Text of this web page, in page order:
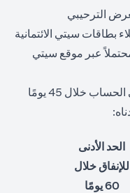
الترحيبي
سيتي الائتمانية
عبر موقع سيتي
سيتم إضافة رصيد مكافأة الانضمام إلى الحساب خلال 45 يومًا
الحد الأدنى
للإنفاق خلال
60 يومًا